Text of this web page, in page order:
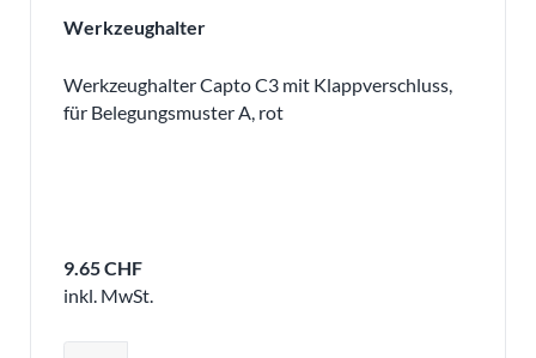
Werkzeughalter
Werkzeughalter Capto C3 mit Klappverschluss,
für Belegungsmuster A, rot
9.65 CHF
inkl. MwSt.